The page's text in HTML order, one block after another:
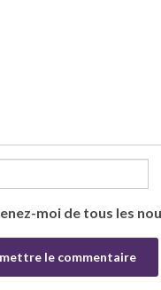
moi de tous les